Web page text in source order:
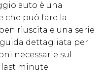
auto è una
che può fare la
riuscita e una serie
dettagliata per
necessarie sul
minute.